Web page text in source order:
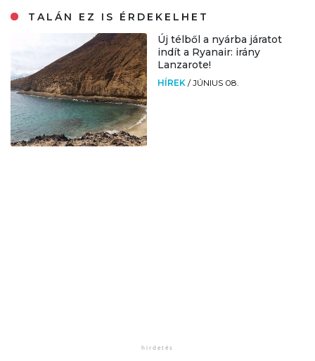
TALÁN EZ IS ÉRDEKELHET
Új télből a nyárba járatot
indít a Ryanair: irány
Lanzarote!
HÍREK /JÚNIUS 08.